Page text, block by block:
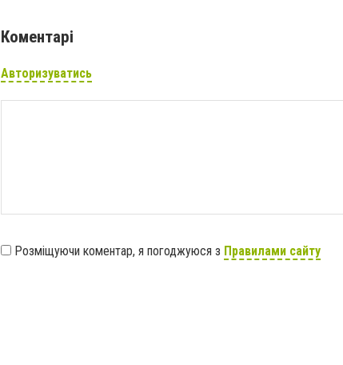
Коментарі
Авторизуватись
Розміщуючи коментар, я погоджуюся з Правилами сайту